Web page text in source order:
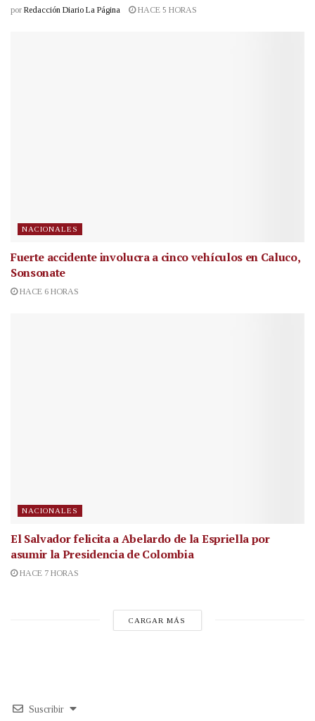
por Redacción Diario La Página HACE 5 HORAS
NACIONALES
Fuerte accidente involucra a cinco vehículos en Caluco,
Sonsonate
HACE 6 HORAS
NACIONALES
El Salvador felicita a Abelardo de la Espriella por
asumir la Presidencia de Colombia
HACE 7 HORAS
CARGAR MÁS
Suscribir